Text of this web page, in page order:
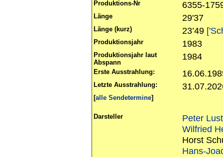
Produktions-Nr 6355-
Länge 29'37
Länge (kurz) 23’49
Produktionsjahr 1983
Produktionsjahr laut
Abspann
1984
Erste Ausstrahlung:
Letzte Ausstrahlung:
[alle Sendetermine]
Darsteller
Peter
Wilfried
Horst
Hans-